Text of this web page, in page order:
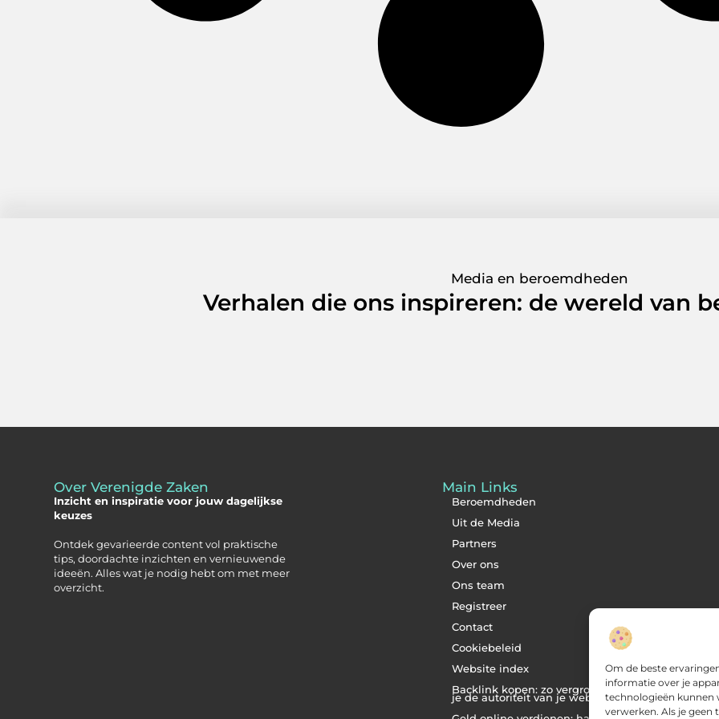
Om de beste
informatie over je
technologieën kunnen
verwerken. Als je
Media en beroemdheden
Verhalen die ons inspireren: de wereld van
Over Verenigde Zaken
Inzicht en inspiratie voor jouw dagelijkse
keuzes
Ontdek gevarieerde content vol praktische
tips, doordachte inzichten en vernieuwende
ideeën. Alles wat je nodig hebt om met meer
overzicht.
Main Links
Beroemdheden
Uit de Media
Partners
Over ons
Ons team
Registreer
Contact
Cookiebeleid
Website index
Backlink kopen: zo vergroot
je de autoriteit van je website